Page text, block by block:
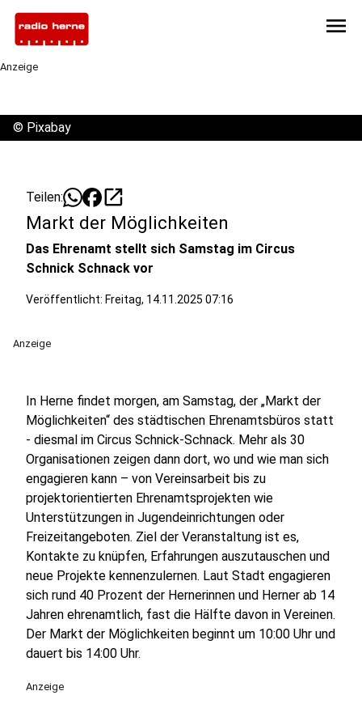
menu
Anzeige
© Pixabay
Teilen: open_in_new
Markt der Möglichkeiten
Das Ehrenamt stellt sich Samstag im Circus
Schnick Schnack vor
Veröffentlicht: Freitag, 14.11.2025 07:16
Anzeige
In Herne findet morgen, am Samstag, der „Markt der
Möglichkeiten“ des städtischen Ehrenamtsbüros statt
- diesmal im Circus Schnick-Schnack. Mehr als 30
Organisationen zeigen dann dort, wo und wie man sich
engagieren kann – von Vereinsarbeit bis zu
projektorientierten Ehrenamtsprojekten wie
Unterstützungen in Jugendeinrichtungen oder
Freizeitangeboten. Ziel der Veranstaltung ist es,
Kontakte zu knüpfen, Erfahrungen auszutauschen und
neue Projekte kennenzulernen. Laut Stadt engagieren
sich rund 40 Prozent der Hernerinnen und Herner ab 14
Jahren ehrenamtlich, fast die Hälfte davon in Vereinen.
Der Markt der Möglichkeiten beginnt um 10:00 Uhr und
dauert bis 14:00 Uhr.
Anzeige